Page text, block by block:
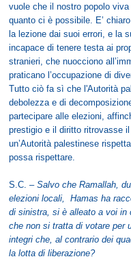
vuole che il nostro popolo
quanto ci è possibile. E’
la lezione dai suoi errori, e la
incapace di tenere testa ai
stranieri, che nuocciono
praticano l’occupazione di
Tutto ciò fa sì che l'Autorità
debolezza e di
partecipare alle elezioni,
prestigio e il diritto ritrovasse
un’Autorità palestinese
possa rispettare.
S.C. –Salvo che Ramallah,
elezioni locali, Hamas ha
di sinistra, si è alleato a voi in
che non si tratta di votare per
integri che, al contrario dei
la lotta di liberazione?